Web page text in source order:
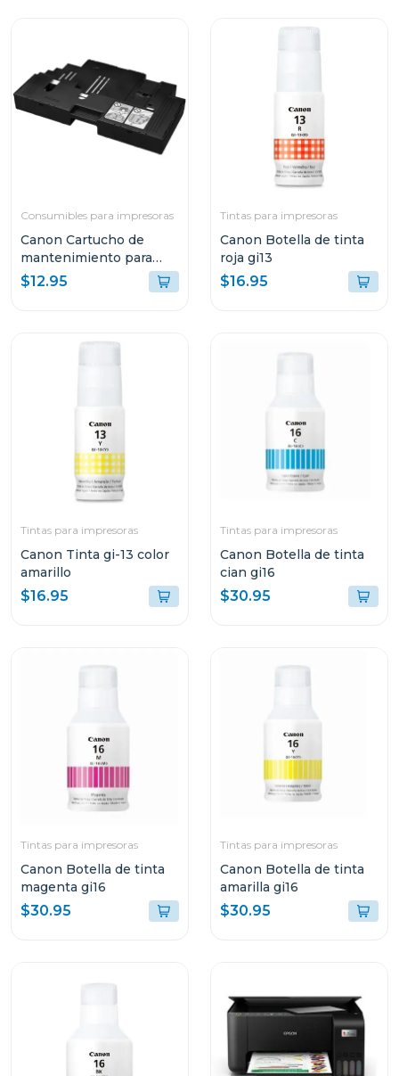
Consumibles para impresoras
Canon Cartucho de
mantenimiento para
impresoras pixma
$12.95
Tintas para impresoras
Canon Botella de tinta
roja gi13
$16.95
Tintas para impresoras
Canon Tinta gi-13 color
amarillo
$16.95
Tintas para impresoras
Canon Botella de tinta
cian gi16
$30.95
Tintas para impresoras
Canon Botella de tinta
magenta gi16
$30.95
Tintas para impresoras
Canon Botella de tinta
amarilla gi16
$30.95